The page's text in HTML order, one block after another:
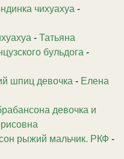
чихуахуа -
- Татьяна
бульдога -
шпиц девочка - Елена
девочка и
рыжий мальчик. РКФ -